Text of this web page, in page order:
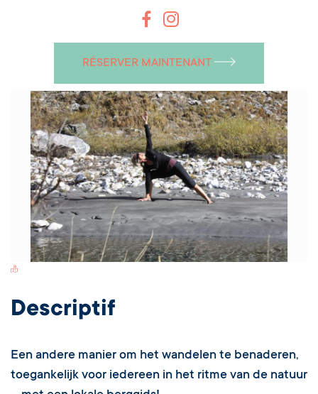
RÉSERVER MAINTENANT
Switch Carte/Photos
Descriptif
Een andere manier om het wandelen te benaderen,
toegankelijk voor iedereen in het ritme van de natuur